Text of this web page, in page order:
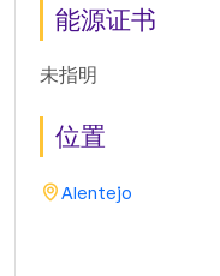
能源证书
未指明
位置
Alentejo